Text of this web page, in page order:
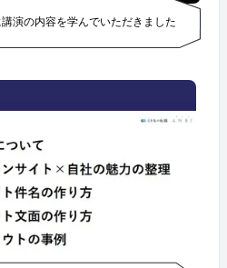
演の内容を学んでいただきました